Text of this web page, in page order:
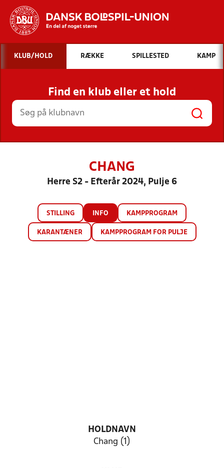
Hvad vil du søge efter?
INDHOLD OG NYHEDER
STILLINGER, RESULTATER, KLUBBER OG
HOLD
KLUB/HOLD RÆKKE SPILLESTED KAMP
Find en klub eller et hold
CHANG
Herre S2 - Efterår 2024, Pulje 6
STILLING INFO KAMPPROGRAM
KARANTÆNER KAMPPROGRAM FOR PULJE
HOLDNAVN
Chang (1)